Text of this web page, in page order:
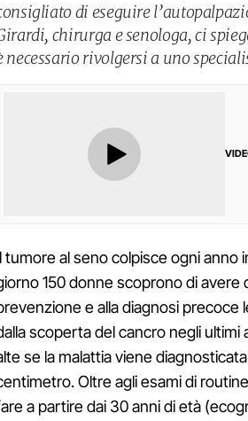
di eseguire
chirurga e senologa, ci
necessario rivolgersi a uno
tumore al seno colpisce ogni anno
150 donne scoprono di avere
e alla diagnosi precoce
scoperta del cancro negli ultimi
se la malattia viene
Oltre agli esami di
a partire dai 30 anni di età